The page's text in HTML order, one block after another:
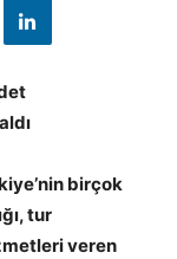
birçok
tur
veren